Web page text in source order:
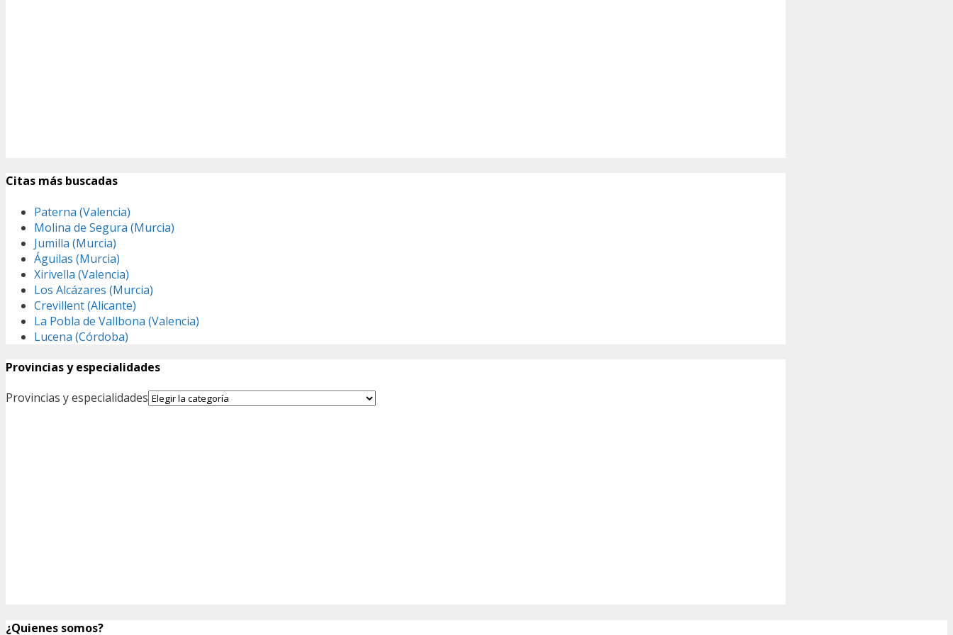
Citas más buscadas
Paterna (Valencia)
Molina de Segura (Murcia)
Jumilla (Murcia)
Águilas (Murcia)
Xirivella (Valencia)
Los Alcázares (Murcia)
Crevillent (Alicante)
La Pobla de Vallbona (Valencia)
Lucena (Córdoba)
Provincias y especialidades
Provincias y especialidades
¿Quienes somos?